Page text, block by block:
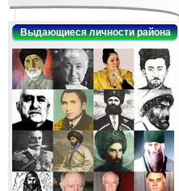
Выдающиеся личности района